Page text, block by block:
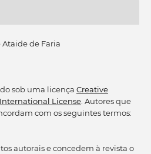
Ataide de Faria
sob uma licença Creative
License. Autores que
com os seguintes termos:
autorais e concedem à revista o